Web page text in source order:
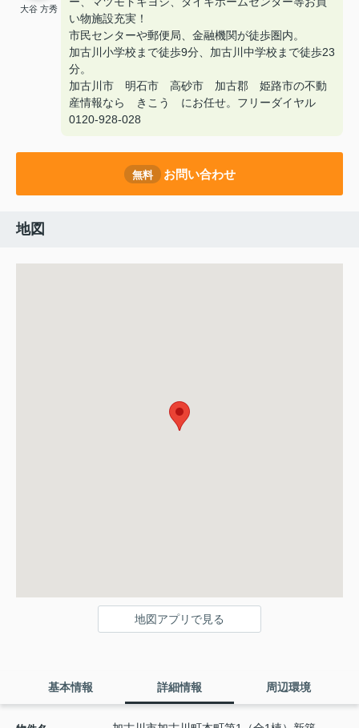
大谷 方秀
い物施設充実！
市民センターや郵便局、金融機関が徒歩圏内。
加古川小学校まで徒歩9分、加古川中学校まで徒歩23
分。
加古川市 明石市 高砂市 加古郡 姫路市の不動
産情報なら きこう にお任せ。フリーダイヤル
0120-928-028
無料 お問い合わせ
地図
地図アプリで見る
基本情報 詳細情報 周辺環境